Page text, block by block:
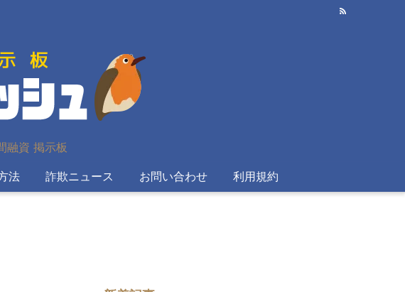
融資 掲示板
法 詐欺ニュース お問い合わせ 利用規約